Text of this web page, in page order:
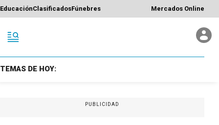
EducaciónClasificadosFúnebres Mercados Online
TEMAS DE HOY:
PUBLICIDAD